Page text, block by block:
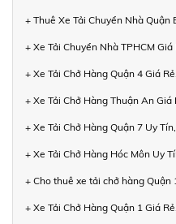
+ Thuê Xe Tải Chuyển Nhà Quận
+ Xe Tải Chuyển Nhà TPHCM
+ Xe Tải Chở Hàng Quận 4 Giá
+ Xe Tải Chở Hàng Thuận An Giá
+ Xe Tải Chở Hàng Quận 7 Uy
+ Xe Tải Chở Hàng Hóc Môn Uy
+ Cho thuê xe tải chở hàng Quận
+ Xe Tải Chở Hàng Quận 1 Giá